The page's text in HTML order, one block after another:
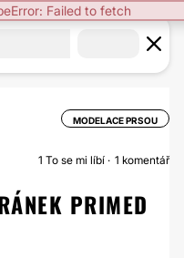
Failed to fetch
MODELACE PRSOU
1 To se mi líbí 1 komentář
PRIMED